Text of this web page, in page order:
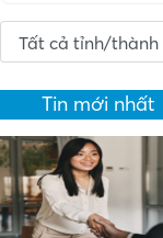
Tin mới nhất